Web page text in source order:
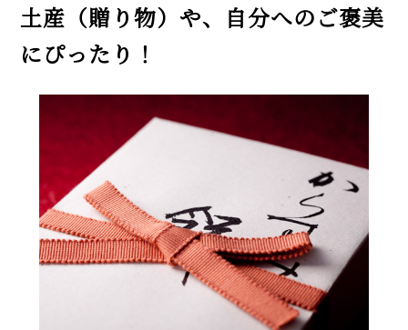
土産（贈り物）や、自分へのご褒美
にぴったり！